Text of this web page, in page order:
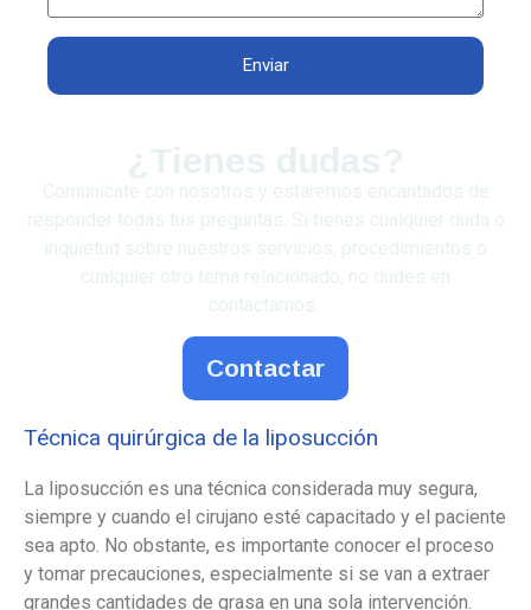
Enviar
Contactar
Técnica quirúrgica de la liposucción
La liposucción es una técnica considerada muy segura,
siempre y cuando el cirujano esté capacitado y el paciente
sea apto. No obstante, es importante conocer el proceso
y tomar precauciones, especialmente si se van a extraer
grandes cantidades de grasa en una sola intervención.